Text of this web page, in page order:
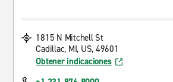
1815 N Mitchell St
Cadillac, MI, US, 49601
Obtener indicaciones